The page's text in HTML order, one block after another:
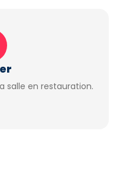
salle en restauration.